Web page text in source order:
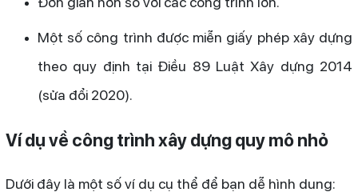
Một số công trình được miễn giấy phép xây dựng
theo quy định tại Điều 89 Luật Xây dựng 2014
(sửa đổi 2020).
Ví dụ về công trình xây dựng quy mô nhỏ
Dưới đây là một số ví dụ cụ thể để bạn dễ hình dung: